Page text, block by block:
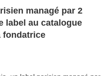
managé par 2
label au catalogue
fondatrice